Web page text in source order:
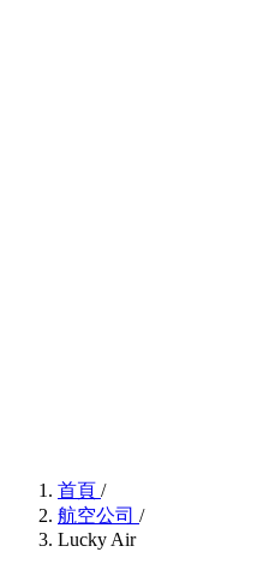
首頁 /
航空公司 /
Lucky Air